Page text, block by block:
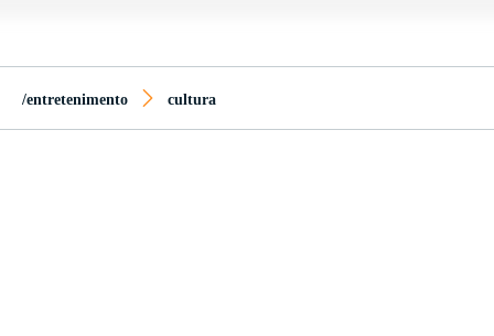
/entretenimento cultura